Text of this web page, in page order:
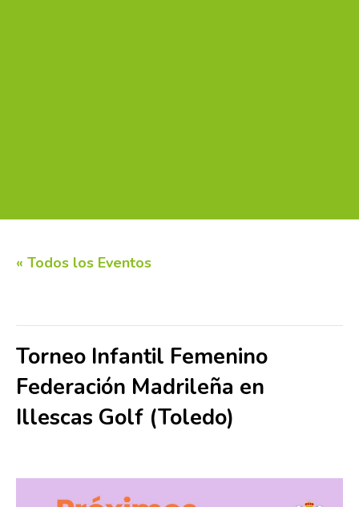
« Todos los Eventos
Torneo Infantil Femenino
Federación Madrileña en
Illescas Golf (Toledo)